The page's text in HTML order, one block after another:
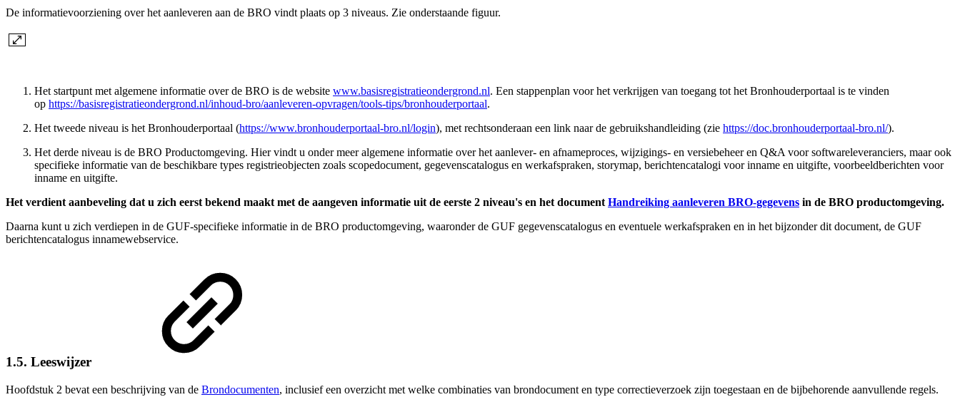
De informatievoorziening over het aanleveren aan de BRO vindt plaats op 3 niveaus. Zie onderstaande figuur.
Het startpunt met algemene informatie over de BRO is de website www.basisregistratieondergrond.nl. Een stappenplan voor het verkrijgen van toegang tot het Bronhouderportaal is te vinden
op https://basisregistratieondergrond.nl/inhoud-bro/aanleveren-opvragen/tools-tips/bronhouderportaal.
Het tweede niveau is het Bronhouderportaal (https://www.bronhouderportaal-bro.nl/login), met rechtsonderaan een link naar de gebruikshandleiding (zie https://doc.bronhouderportaal-bro.nl/).
Het derde niveau is de BRO Productomgeving. Hier vindt u onder meer algemene informatie over het aanlever- en afnameproces, wijzigings- en versiebeheer en Q&A voor softwareleveranciers, maar ook
specifieke informatie van de beschikbare types registrieobjecten zoals scopedocument, gegevenscatalogus en werkafspraken, storymap, berichtencatalogi voor inname en uitgifte, voorbeeldberichten voor
inname en uitgifte.
Het verdient aanbeveling dat u zich eerst bekend maakt met de aangeven informatie uit de eerste 2 niveau's en het document Handreiking aanleveren BRO-gegevens in de BRO productomgeving.
Daarna kunt u zich verdiepen in de GUF-specifieke informatie in de BRO productomgeving, waaronder de GUF gegevenscatalogus en eventuele werkafspraken en in het bijzonder dit document, de GUF
berichtencatalogus innamewebservice.
1.5. Leeswijzer
Hoofdstuk 2 bevat een beschrijving van de Brondocumenten, inclusief een overzicht met welke combinaties van brondocument en type correctieverzoek zijn toegestaan en de bijbehorende aanvullende regels.